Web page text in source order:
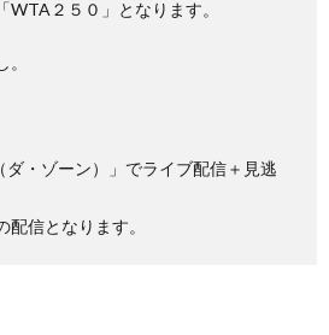
WTA２５０」となります。
ダ・ゾーン）」でライブ配信＋見逃
信となります。